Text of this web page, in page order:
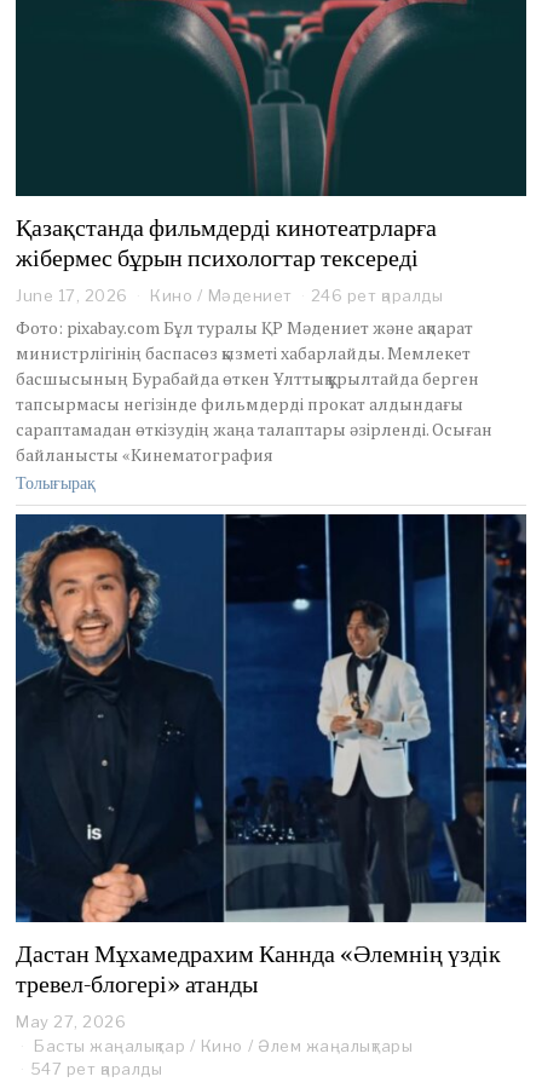
Қазақстанда фильмдерді кинотеатрларға
жібермес бұрын психологтар тексереді
June 17, 2026
n
e
1
7
,
2
6
Кино / Мәдениет 246 рет қаралды
Фото: pixabay.com Бұл туралы ҚР Мәдениет және ақпарат
министрлігінің баспасөз қызметі хабарлайды. Мемлекет
басшысының Бурабайда өткен Ұлттық құрылтайда берген
тапсырмасы негізінде фильмдерді прокат алдындағы
сараптамадан өткізудің жаңа талаптары әзірленді. Осыған
байланысты «Кинематография
Толығырақ
Дастан Мұхамедрахим Каннда «Әлемнің үздік
тревел-блогері» атанды
May 27, 2026
a
y
Басты жаңалықтар / Кино / Әлем жаңалықтары
547 рет қаралды